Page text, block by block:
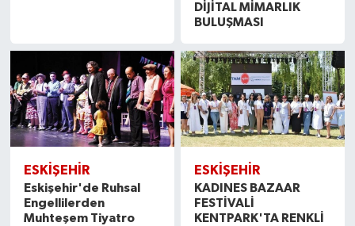
DİJİTAL MİMARLIK
BULUŞMASI
ESKİŞEHİR
Eskişehir'de Ruhsal
Engellilerden
Muhteşem Tiyatro
ESKİŞEHİR
KADINES BAZAAR
FESTİVALİ
KENTPARK'TA RENKLİ